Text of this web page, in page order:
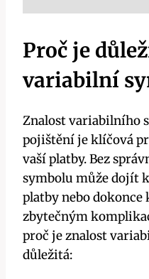
Proč je
variabilní
Znalost variabilního
pojištění je klíčová
vaší platby. Bez
symbolu může dojít
platby nebo
zbytečným
proč je znalost
důležitá: